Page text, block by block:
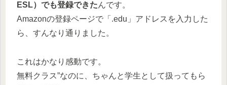
ESL）でも登録できたんです。
Amazonの登録ページで「.edu」アドレスを入力した
ら、すんなり通りました。
これはかなり感動です。
無料クラス”なのに、ちゃんと学生として扱ってもら